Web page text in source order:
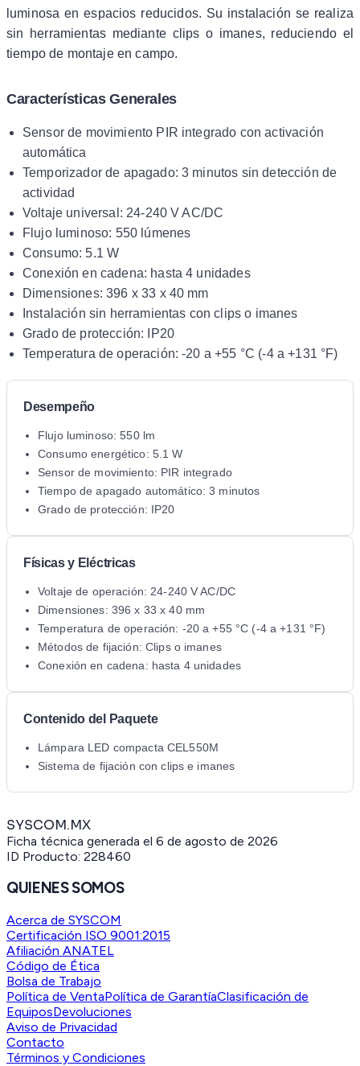
luminosa en espacios reducidos. Su instalación se realiza
sin herramientas mediante clips o imanes, reduciendo el
tiempo de montaje en campo.
Características Generales
Sensor de movimiento PIR integrado con activación
automática
Temporizador de apagado: 3 minutos sin detección de
actividad
Voltaje universal: 24-240 V AC/DC
Flujo luminoso: 550 lúmenes
Consumo: 5.1 W
Conexión en cadena: hasta 4 unidades
Dimensiones: 396 x 33 x 40 mm
Instalación sin herramientas con clips o imanes
Grado de protección: IP20
Temperatura de operación: -20 a +55 °C (-4 a +131 °F)
Desempeño
Flujo luminoso: 550 lm
Consumo energético: 5.1 W
Sensor de movimiento: PIR integrado
Tiempo de apagado automático: 3 minutos
Grado de protección: IP20
Físicas y Eléctricas
Voltaje de operación: 24-240 V AC/DC
Dimensiones: 396 x 33 x 40 mm
Temperatura de operación: -20 a +55 °C (-4 a +131 °F)
Métodos de fijación: Clips o imanes
Conexión en cadena: hasta 4 unidades
Contenido del Paquete
Lámpara LED compacta CEL550M
Sistema de fijación con clips e imanes
SYSCOM.MX
Ficha técnica generada el 6 de agosto de 2026
ID Producto: 228460
QUIENES SOMOS
Acerca de SYSCOM
Certificación ISO 9001:2015
Afiliación ANATEL
Código de Ética
Bolsa de Trabajo
Política de VentaPolítica de GarantíaClasificación de
EquiposDevoluciones
Aviso de Privacidad
Contacto
Términos y Condiciones